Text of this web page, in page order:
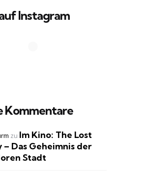
Instagram
Kommentare
zu Im Kino: The Lost
– Das Geheimnis der
Stadt